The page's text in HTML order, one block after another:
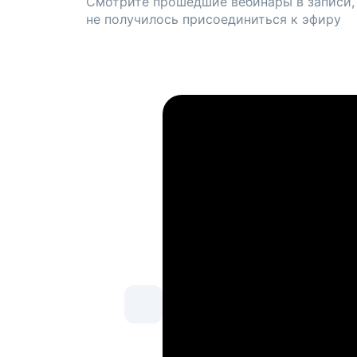
не получилось присоединиться к эфиру